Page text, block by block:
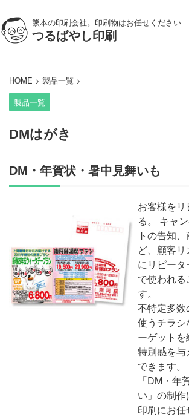
熊本の印刷会社。印刷物はお任せください
つるばやし印刷
HOME > 製品一覧 >
製品一覧
DMはがき
DM・年賀状・暑中見舞いも
お客様をリ
る。 キャ
トの告知
ど、顧客
にリピー
で使われ
す。
不特定多
使うチラシ
ーゲット
特別感を
できます。
「DM・年
い」の制
印刷にお任